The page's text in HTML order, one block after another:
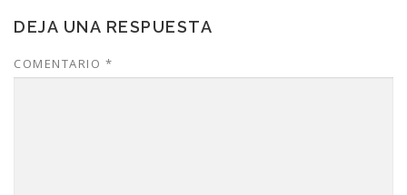
DEJA UNA RESPUESTA
COMENTARIO *